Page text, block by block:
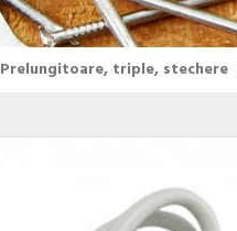
Prelungitoare, triple, stechere